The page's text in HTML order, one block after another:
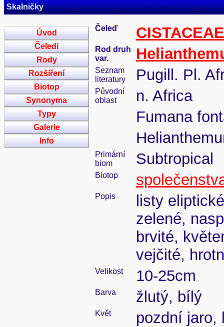
Skalničky
Úvod
Čeledi
Rody
Rozšíření
Biotop
Synonyma
Typy
Galerie
Info
Čeleď CISTACEAE
Rod druh
var.
Seznam
literatury
Pugill. Pl.
Původní
oblast
n. Africa
Fumana
Primární
biom
Subtropical
Biotop
Popis
listy
zelené,
brvité,
vejčité,
Velikost 10-25cm
Barva žlutý, bílý
Květ pozdní jaro,